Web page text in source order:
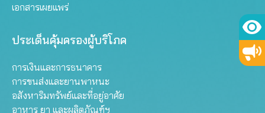
เอกสารเผยแพร่
ประเด็นคุ้มครองผู้บริโภค
การเงินและการธนาคาร
การขนส่งและยานพาหนะ
อสังหาริมทรัพย์และที่อยู่อาศัย
อาหาร ยา และผลิตภัณฑ์ฯ